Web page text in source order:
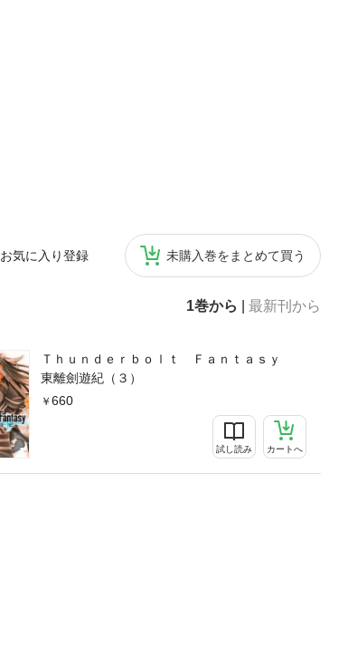
お気に入り登録 未購入巻をまとめて買う
1巻から 最新刊から
Ｔｈｕｎｄｅｒｂｏｌｔ Ｆａｎｔａｓｙ
東離劍遊紀（３）
660
試し読み カートへ